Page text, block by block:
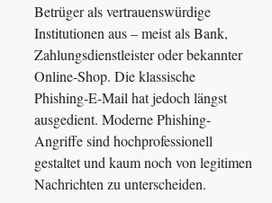
Betrüger als vertrauenswürdige
Institutionen aus – meist als Bank,
Zahlungsdienstleister oder bekannter
Online-Shop. Die klassische
Phishing-E-Mail hat jedoch längst
ausgedient. Moderne Phishing-
Angriffe sind hochprofessionell
gestaltet und kaum noch von legitimen
Nachrichten zu unterscheiden.